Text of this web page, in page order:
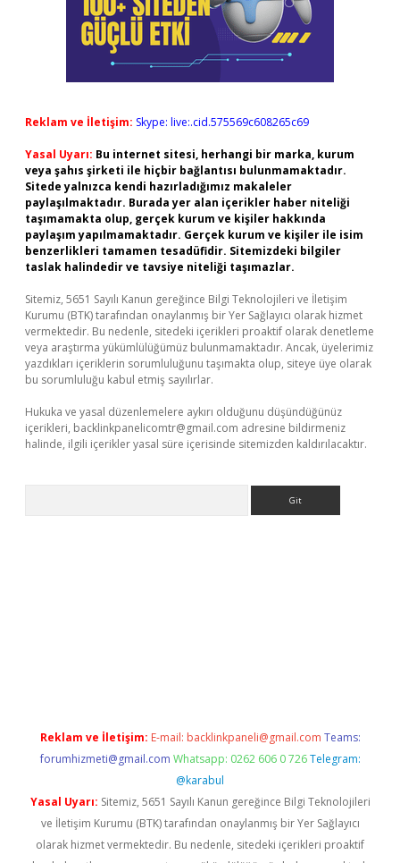
Reklam ve İletişim: Skype: live:.cid.575569c608265c69
Yasal Uyarı: Bu internet sitesi, herhangi bir marka, kurum
veya şahıs şirketi ile hiçbir bağlantısı bulunmamaktadır.
Sitede yalnızca kendi hazırladığımız makaleler
paylaşılmaktadır. Burada yer alan içerikler haber niteliği
taşımamakta olup, gerçek kurum ve kişiler hakkında
paylaşım yapılmamaktadır. Gerçek kurum ve kişiler ile isim
benzerlikleri tamamen tesadüfidir. Sitemizdeki bilgiler
taslak halindedir ve tavsiye niteliği taşımazlar.
Sitemiz, 5651 Sayılı Kanun gereğince Bilgi Teknolojileri ve İletişim
Kurumu (BTK) tarafından onaylanmış bir Yer Sağlayıcı olarak hizmet
vermektedir. Bu nedenle, sitedeki içerikleri proaktif olarak denetleme
veya araştırma yükümlülüğümüz bulunmamaktadır. Ancak, üyelerimiz
yazdıkları içeriklerin sorumluluğunu taşımakta olup, siteye üye olarak
bu sorumluluğu kabul etmiş sayılırlar.
Hukuka ve yasal düzenlemelere aykırı olduğunu düşündüğünüz
içerikleri, backlinkpanelicomtr@gmail.com adresine bildirmeniz
halinde, ilgili içerikler yasal süre içerisinde sitemizden kaldırılacaktır.
Reklam ve İletişim: E-mail: backlinkpaneli@gmail.com Teams:
forumhizmeti@gmail.com Whatsapp: 0262 606 0 726 Telegram:
@karabul
Yasal Uyarı: Sitemiz, 5651 Sayılı Kanun gereğince Bilgi Teknolojileri
ve İletişim Kurumu (BTK) tarafından onaylanmış bir Yer Sağlayıcı
olarak hizmet vermektedir. Bu nedenle, sitedeki içerikleri proaktif